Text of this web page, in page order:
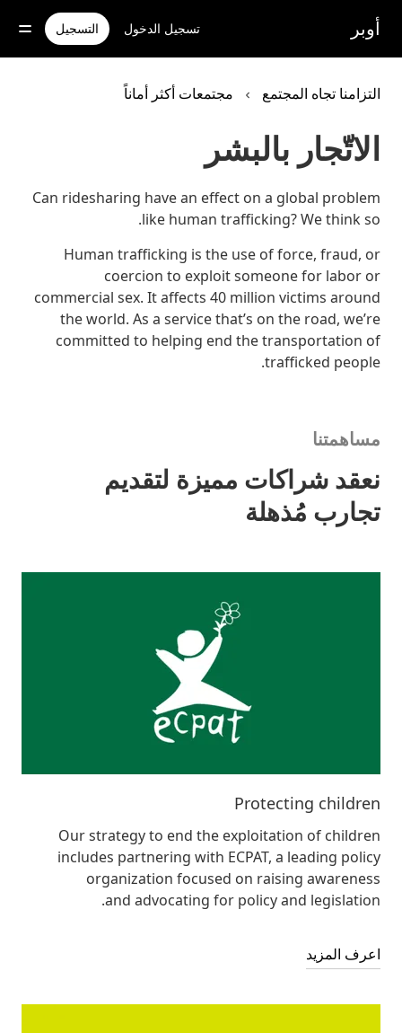
للوصول
المحتوى
أوبر تسجيل الدخول التسجيل
التزامنا تجاه المجتمع مجتمعات أكثر أماناً
الاتّجار بالبشر
Can ridesharing have an effect on a global problem
like human trafficking? We think so.
Human trafficking is the use of force, fraud, or
coercion to exploit someone for labor or
commercial sex. It affects 40 million victims around
the world. As a service that’s on the road, we’re
committed to helping end the transportation of
trafficked people.
مساهمتنا
نعقد شراكات مميزة لتقديم
تجارب مُذهلة
Protecting children
Our strategy to end the exploitation of children
includes partnering with ECPAT, a leading policy
organization focused on raising awareness
and advocating for policy and legislation.
اعرف المزيد